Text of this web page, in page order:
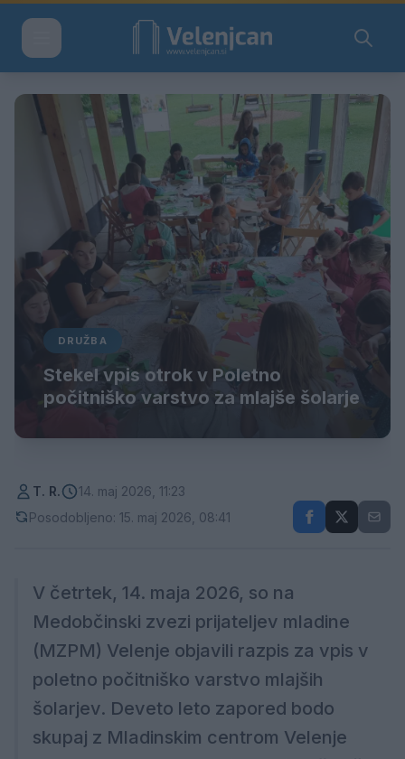
DRUŽBA
Stekel vpis otrok v Poletno
počitniško varstvo za mlajše šolarje
T. R.
14. maj 2026, 11:23
Posodobljeno: 15. maj 2026, 08:41
V četrtek, 14. maja 2026, so na
Medobčinski zvezi prijateljev mladine
(MZPM) Velenje objavili razpis za vpis v
poletno počitniško varstvo mlajših
šolarjev. Deveto leto zapored bodo
skupaj z Mladinskim centrom Velenje